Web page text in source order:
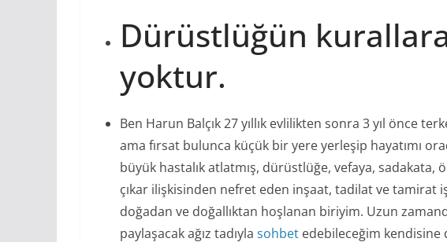
Dürüstlüğün
yoktur.
Ben Harun Balçık 27 yıllık evlilikten sonra 3 yıl önce
ama fırsat bulunca küçük bir yere yerleşip hayatımı
büyük hastalık atlatmış, dürüstlüğe, vefaya, sadakata,
çıkar ilişkisinden nefret eden inşaat, tadilat ve tamirat
doğadan ve doğallıktan hoşlanan biriyim. Uzun
paylaşacak ağız tadıyla sohbet edebileceğim kendisine